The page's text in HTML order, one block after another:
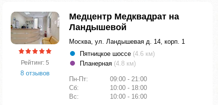
Рейтинг: 5
8 отзывов
Медцентр Медквадрат на
Ландышевой
Москва, ул. Ландышевая д. 14, корп. 1
Пятницкое шоссе (4.6 км)
Планерная (4.8 км)
Пн-Пт:
09:00 - 21:00
Сб:
10:00 - 18:00
Вс:
10:00 - 16:00